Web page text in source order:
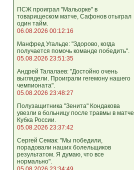
ПСЖ проиграл "Мальорке" в
товарищеском матче, Сафонов отыграл
один тайм.
06.08.2026 00:12:16
Манфред Угальде: "Здорово, когда
получается помочь команде победить".
05.08.2026 23:51:35
Андрей Талалаев: "Достойно очень
выглядели. Проиграли гегемону нашего
чемпионата".
05.08.2026 23:48:27
Полузащитника "Зенита" Кондакова
увезли в больницу после травмы в матче
Кубка России.
05.08.2026 23:37:42
Сергей Семак: "Мы победили,
порадовали наших болельщиков
результатом. Я думаю, что все
нормально".